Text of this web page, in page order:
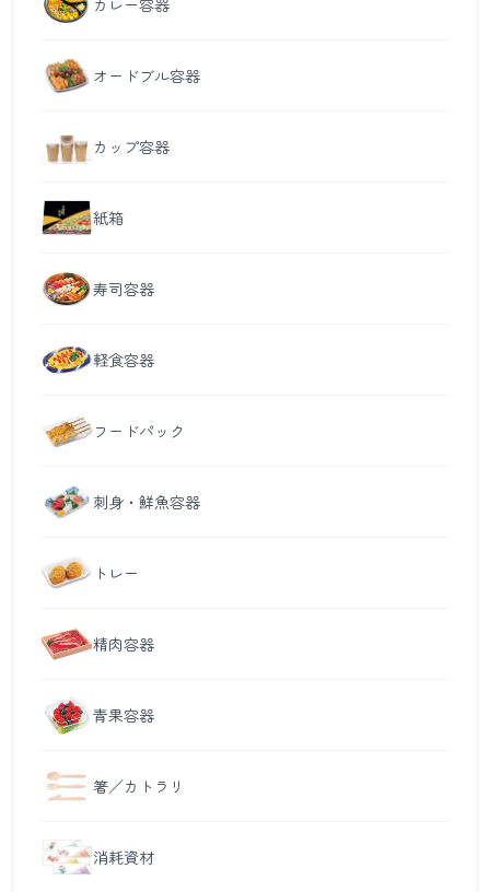
オードブル容器
カップ容器
紙箱
寿司容器
軽食容器
フードパック
刺身・鮮魚容器
トレー
精肉容器
青果容器
箸／カトラリ
消耗資材